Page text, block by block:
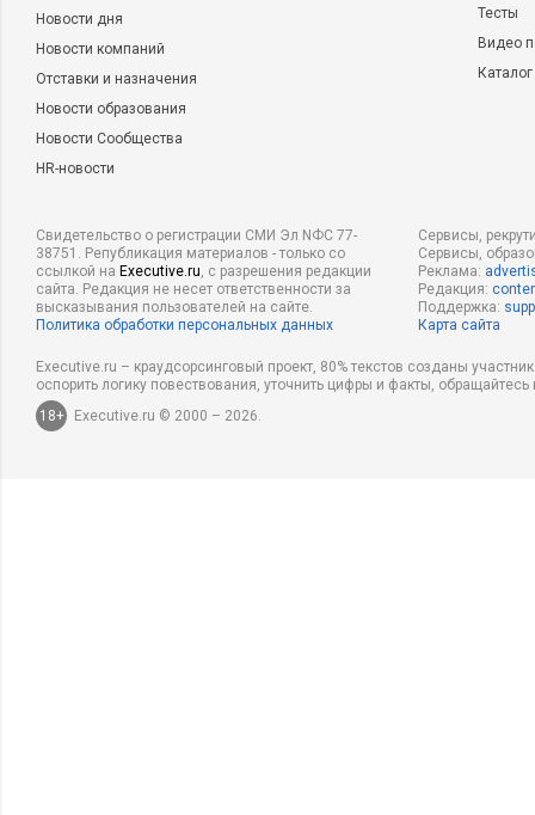
Новости дня
Новости компаний
Отставки и назначения
Новости образования
Новости Сообщества
HR-новости
Тесты
Видео
Свидетельство о регистрации СМИ Эл NФС 77-
38751. Републикация материалов - только со
ссылкой на Executive.ru, с разрешения редакции
сайта. Редакция не несет ответственности за
высказывания пользователей на сайте.
Политика обработки персональных данных
Сервисы,
Сервисы,
Реклама:
Редакция:
Поддержка:
Карта сайта
Executive.ru – краудсорсинговый проект, 80% текстов созданы
оспорить логику повествования, уточнить цифры и факты,
18+
Executive.ru © 2000 – 2026.